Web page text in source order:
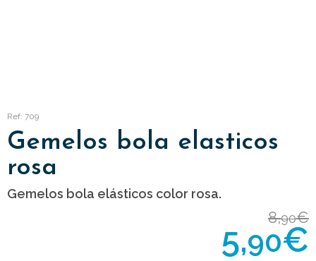
Ref: 709
Gemelos bola elasticos
rosa
Gemelos bola elásticos color rosa.
8,90€
5,90€